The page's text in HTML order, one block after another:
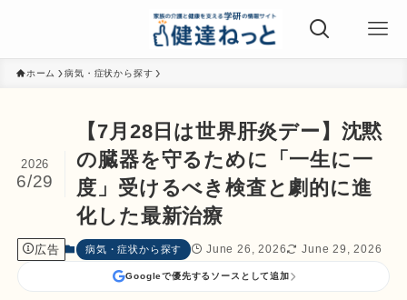
ホーム 病気・症状から探す
【7月28日は世界肝炎デー】沈黙
の臓器を守るために「一生に一
度」受けるべき検査と劇的に進
化した最新治療
2026
6/29
広告 病気・症状から探す June 26, 2026 June 29, 2026
Googleで優先するソースとして追加